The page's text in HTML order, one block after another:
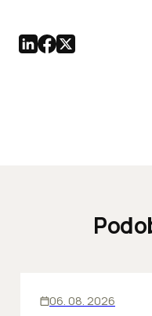
06. 08. 2026